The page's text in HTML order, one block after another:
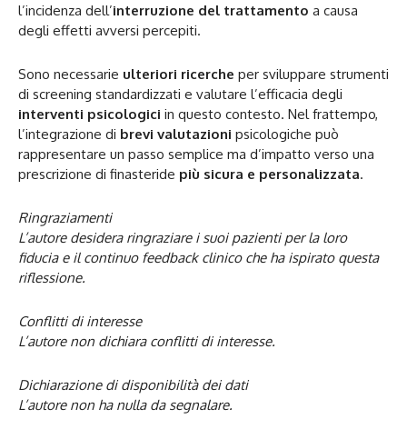
l’incidenza dell’interruzione del trattamento a causa
degli effetti avversi percepiti.
Sono necessarie ulteriori ricerche per sviluppare strumenti
di screening standardizzati e valutare l’efficacia degli
interventi psicologici in questo contesto. Nel frattempo,
l’integrazione di brevi valutazioni psicologiche può
rappresentare un passo semplice ma d’impatto verso una
prescrizione di finasteride più sicura e personalizzata.
Ringraziamenti
L’autore desidera ringraziare i suoi pazienti per la loro
fiducia e il continuo feedback clinico che ha ispirato questa
riflessione.
Conflitti di interesse
L’autore non dichiara conflitti di interesse.
Dichiarazione di disponibilità dei dati
L’autore non ha nulla da segnalare.